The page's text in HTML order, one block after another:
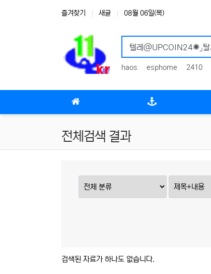
즐겨찾기 새글 08월 06일(목)
haos esphome 2410
전체검색 결과
검색된 자료가 하나도 없습니다.